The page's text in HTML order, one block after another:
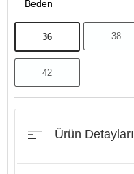
Beden
36 38
42
Ürün Detayları